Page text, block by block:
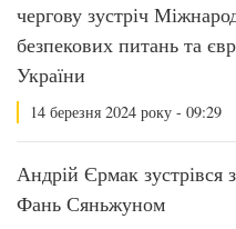
чергову зустріч
безпекових питань та
України
14 березня 2024 року - 09:29
Андрій Єрмак
Фань Сяньжуном